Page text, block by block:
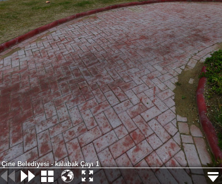
Çine Belediyesi - kalabak Çayı 1